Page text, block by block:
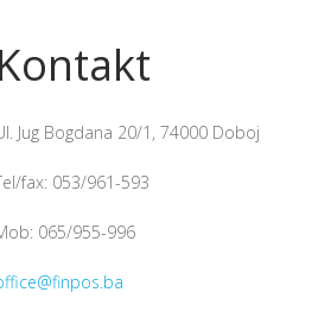
Jug Bogdana 20/1, 74000 Doboj
fax: 053/961-593
065/955-996